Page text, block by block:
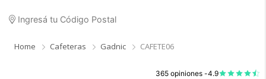
Ingresá tu Código Postal
Home Cafeteras Gadnic CAFETE06
365 opiniones -4.9